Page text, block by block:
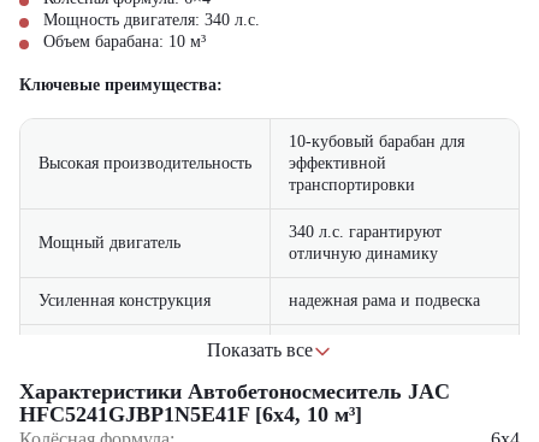
Мощность двигателя: 340 л.с.
Объем барабана: 10 м³
Ключевые преимущества:
Высокая производительность
10-кубовый барабан для
эффективной
транспортировки
Мощный двигатель
340 л.с. гарантируют
отличную динамику
Усиленная конструкция надежная рама и подвеска
низкий расход топлива и
Комфорт водителя
удобная кабина с климат-
Показать все
Характеристики Автобетоносмеситель JAC
HFC5241GJBP1N5E41F [6x4, 10 м³]